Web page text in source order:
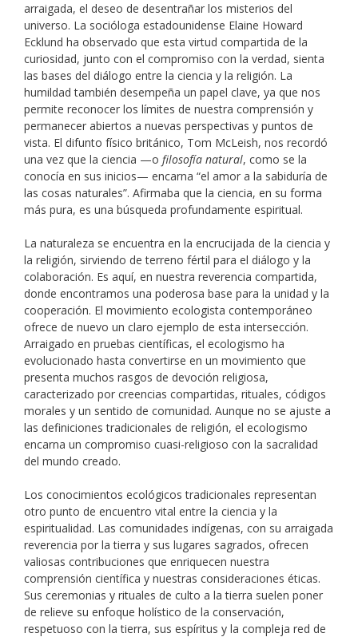
arraigada, el deseo de desentrañar los misterios del
universo. La socióloga estadounidense Elaine Howard
Ecklund ha observado que esta virtud compartida de la
curiosidad, junto con el compromiso con la verdad, sienta
las bases del diálogo entre la ciencia y la religión. La
humildad también desempeña un papel clave, ya que nos
permite reconocer los límites de nuestra comprensión y
permanecer abiertos a nuevas perspectivas y puntos de
vista. El difunto físico británico, Tom McLeish, nos recordó
una vez que la ciencia —o filosofía natural, como se la
conocía en sus inicios— encarna “el amor a la sabiduría de
las cosas naturales”. Afirmaba que la ciencia, en su forma
más pura, es una búsqueda profundamente espiritual.
La naturaleza se encuentra en la encrucijada de la ciencia y
la religión, sirviendo de terreno fértil para el diálogo y la
colaboración. Es aquí, en nuestra reverencia compartida,
donde encontramos una poderosa base para la unidad y la
cooperación. El movimiento ecologista contemporáneo
ofrece de nuevo un claro ejemplo de esta intersección.
Arraigado en pruebas científicas, el ecologismo ha
evolucionado hasta convertirse en un movimiento que
presenta muchos rasgos de devoción religiosa,
caracterizado por creencias compartidas, rituales, códigos
morales y un sentido de comunidad. Aunque no se ajuste a
las definiciones tradicionales de religión, el ecologismo
encarna un compromiso cuasi-religioso con la sacralidad
del mundo creado.
Los conocimientos ecológicos tradicionales representan
otro punto de encuentro vital entre la ciencia y la
espiritualidad. Las comunidades indígenas, con su arraigada
reverencia por la tierra y sus lugares sagrados, ofrecen
valiosas contribuciones que enriquecen nuestra
comprensión científica y nuestras consideraciones éticas.
Sus ceremonias y rituales de culto a la tierra suelen poner
de relieve su enfoque holístico de la conservación,
respetuoso con la tierra, sus espíritus y la compleja red de